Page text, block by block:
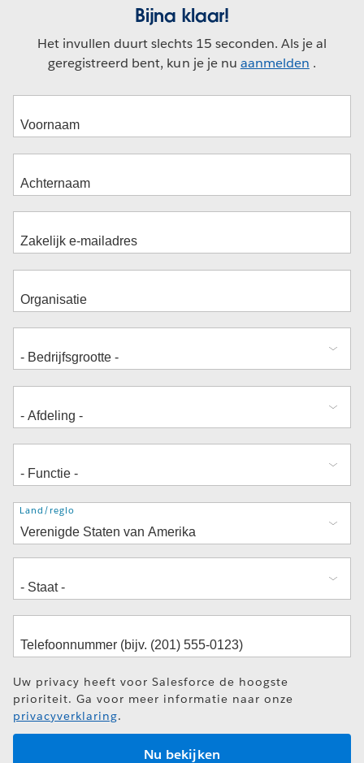
Bijna klaar!
Het invullen duurt slechts 15 seconden. Als je al
geregistreerd bent, kun je je nu aanmelden .
Adres
Land/regio
Uw privacy heeft voor Salesforce de hoogste
prioriteit. Ga voor meer informatie naar onze
privacyverklaring.